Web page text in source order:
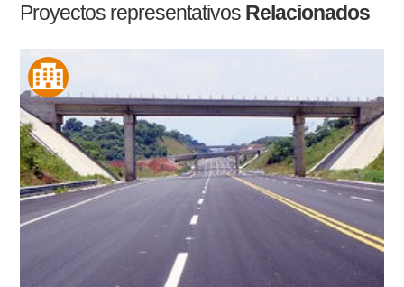
Proyectos representativos Relacionados